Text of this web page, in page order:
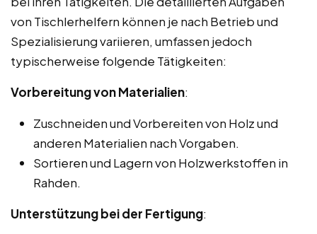
von Tischlerhelfern können je nach Betrieb und
Spezialisierung variieren, umfassen jedoch
typischerweise folgende Tätigkeiten:
Vorbereitung von Materialien:
Zuschneiden und Vorbereiten von Holz und
anderen Materialien nach Vorgaben.
Sortieren und Lagern von Holzwerkstoffen in
Rahden.
Unterstützung bei der Fertigung: